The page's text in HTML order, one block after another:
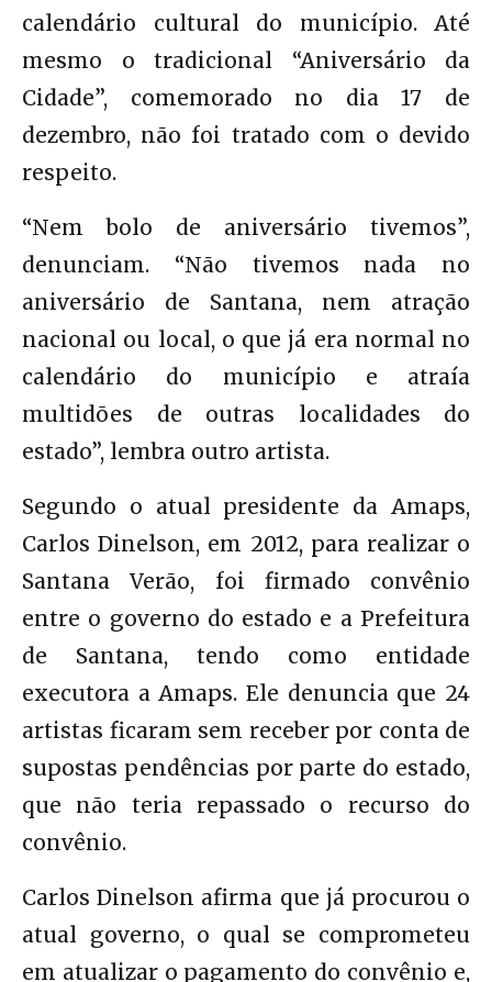
calendário cultural do município. Até
mesmo o tradicional “Aniversário da
Cidade”, comemorado no dia 17 de
dezembro, não foi tratado com o devido
respeito.
“Nem bolo de aniversário tivemos”,
denunciam. “Não tivemos nada no
aniversário de Santana, nem atração
nacional ou local, o que já era normal no
calendário do município e atraía
multidões de outras localidades do
estado”, lembra outro artista.
Segundo o atual presidente da Amaps,
Carlos Dinelson, em 2012, para realizar o
Santana Verão, foi firmado convênio
entre o governo do estado e a Prefeitura
de Santana, tendo como entidade
executora a Amaps. Ele denuncia que 24
artistas ficaram sem receber por conta de
supostas pendências por parte do estado,
que não teria repassado o recurso do
convênio.
Carlos Dinelson afirma que já procurou o
atual governo, o qual se comprometeu
em atualizar o pagamento do convênio e,